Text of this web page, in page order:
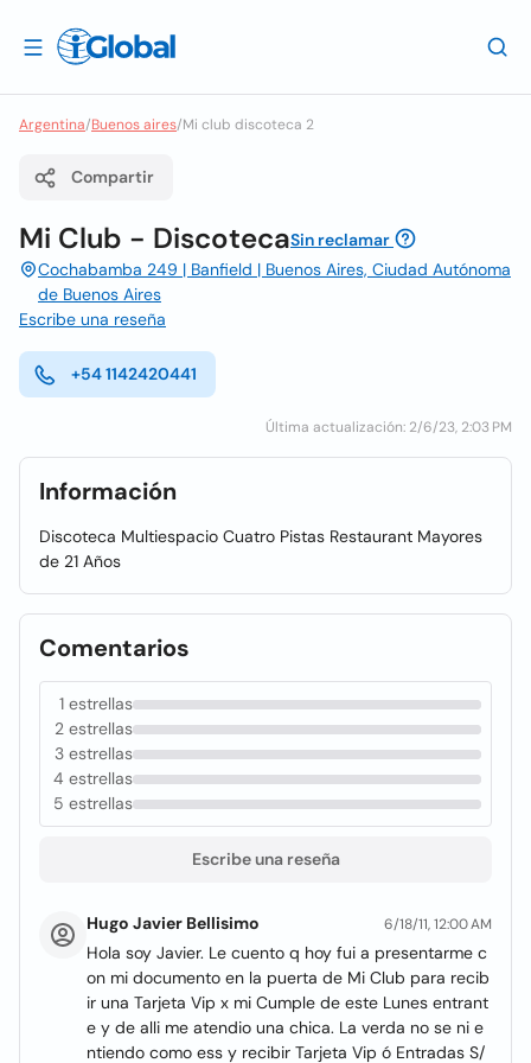
Argentina/Buenos aires/Mi club discoteca 2
Compartir
Mi Club - DiscotecaSin reclamar
Cochabamba 249 | Banfield | Buenos Aires, Ciudad Autónoma
de Buenos Aires
Escribe una reseña
+54 1142420441
Última actualización: 2/6/23, 2:03 PM
Información
Discoteca Multiespacio Cuatro Pistas Restaurant Mayores
de 21 Años
Comentarios
1 estrellas
2 estrellas
3 estrellas
4 estrellas
5 estrellas
Escribe una reseña
Hugo Javier Bellisimo 6/18/11, 12:00 AM
Hola soy Javier. Le cuento q hoy fui a presentarme c
on mi documento en la puerta de Mi Club para recib
ir una Tarjeta Vip x mi Cumple de este Lunes entrant
e y de alli me atendio una chica. La verda no se ni e
ntiendo como ess y recibir Tarjeta Vip ó Entradas S/